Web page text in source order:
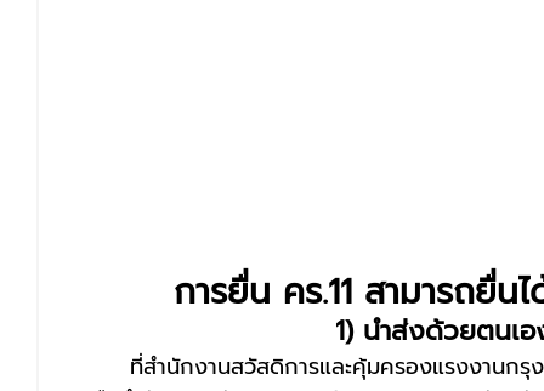
การยื่น คร.11 สามารถยื่น
1) นำส่งด้วยตนเอ
ที่สำนักงานสวัสดิการและคุ้มครองแรงงานก